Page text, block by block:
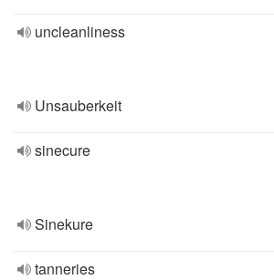
uncleanliness
Unsauberkeit
sinecure
Sinekure
tanneries